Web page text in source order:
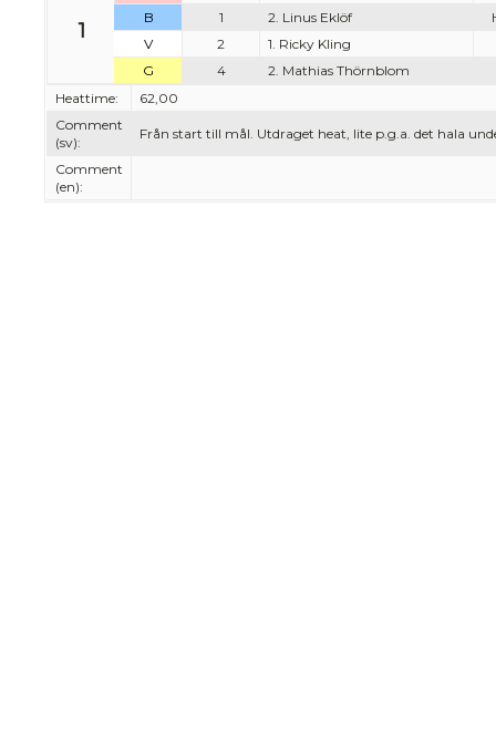
1
B
1 2. Linus Eklöf
V
2
1. Ricky Kling
G
4
2. Mathias Thörnblom
Heattime:
62,00
Comment
(sv):
Från start till mål. Utdraget heat, lite p.g.a. det hala
Comment
(en):